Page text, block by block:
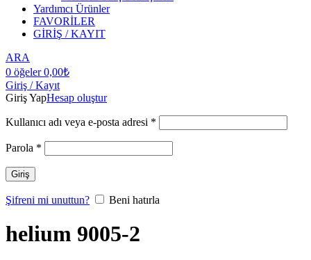
Yardımcı Ürünler
FAVORİLER
GİRİŞ / KAYIT
ARA
0 öğeler 0,00₺
Giriş / Kayıt
Giriş YapHesap oluştur
Kullanıcı adı veya e-posta adresi *
Parola *
Giriş
Şifreni mi unuttun? Beni hatırla
helium 9005-2